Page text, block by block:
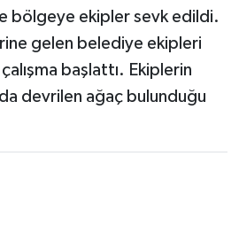
bölgeye ekipler sevk edildi.
gelen belediye ekipleri
başlattı. Ekiplerin
devrilen ağaç bulunduğu